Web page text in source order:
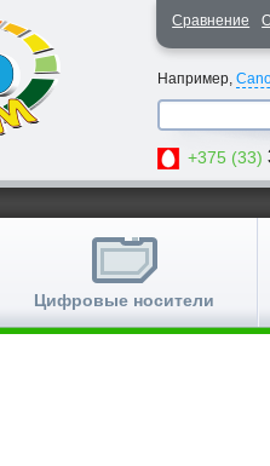
Сравнение
Например,
+375 (33)
Цифровые носители